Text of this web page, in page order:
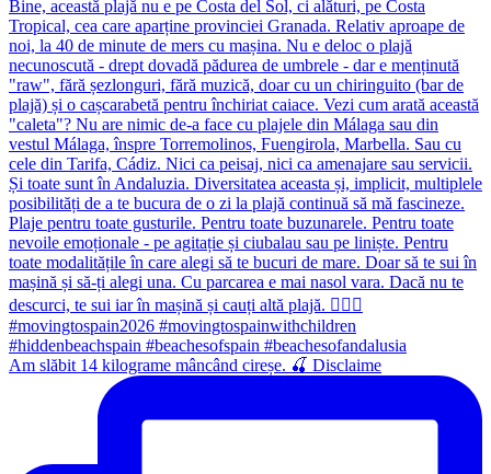
Am slăbit 14 kilograme mâncând cireșe. 🍒 Disclaime